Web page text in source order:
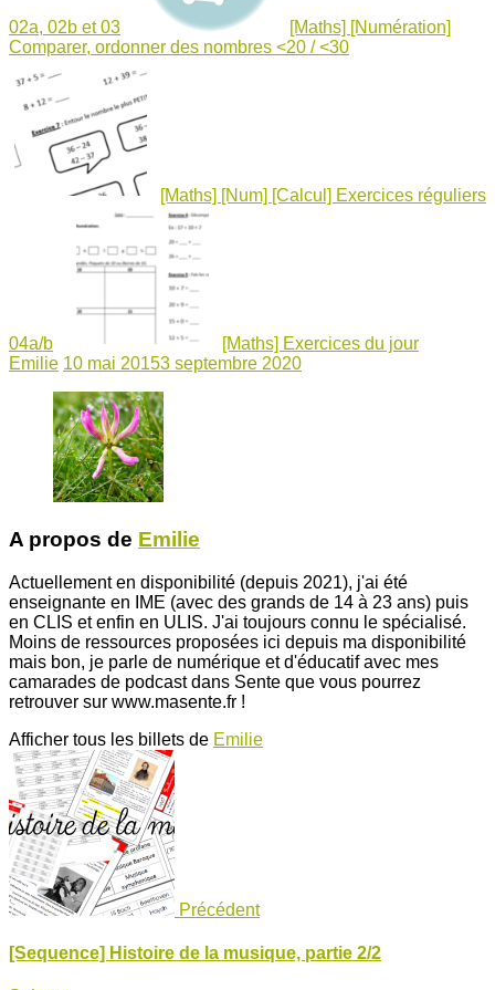
02a, 02b et 03
[Maths] [Numération]
Comparer, ordonner des nombres <20 / <30
[Maths] [Num] [Calcul] Exercices réguliers
04a/b
[Maths] Exercices du jour
Emilie 10 mai 20153 septembre 2020
A propos de Emilie
Actuellement en disponibilité (depuis 2021), j'ai été
enseignante en IME (avec des grands de 14 à 23 ans) puis
en CLIS et enfin en ULIS. J'ai toujours connu le spécialisé.
Moins de ressources proposées ici depuis ma disponibilité
mais bon, je parle de numérique et d'éducatif avec mes
camarades de podcast dans Sente que vous pourrez
retrouver sur www.masente.fr !
Afficher tous les billets de Emilie
Précédent
[Sequence] Histoire de la musique, partie 2/2